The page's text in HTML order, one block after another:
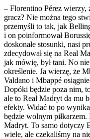
– Florentino Pérez
gracz? Nie można tego
przemyśli to tak, jak
i on poinformował
doskonałe stosunki, nasi
zdecydował się na Real
jak mówię, był tani. No
określenie. Ja wierzę, że
Valdano i Mbappé
Dopóki będzie poza nim,
ale to Real Madryt da mu
efekty. Widać to po
będzie wolnym
Madryt. To samo dotyczy
wiele, ale czekaliśmy na